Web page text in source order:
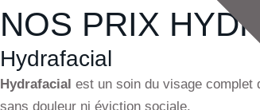
NOS PRIX
Hydrafacial
Hydrafacial est un soin du visage complet
sans douleur ni éviction sociale.